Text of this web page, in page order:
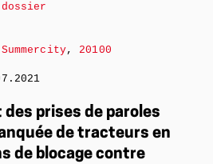
des prises de paroles
de tracteurs en
de blocage contre
, 20100